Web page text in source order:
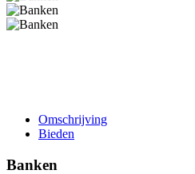
Omschrijving
Bieden
Banken